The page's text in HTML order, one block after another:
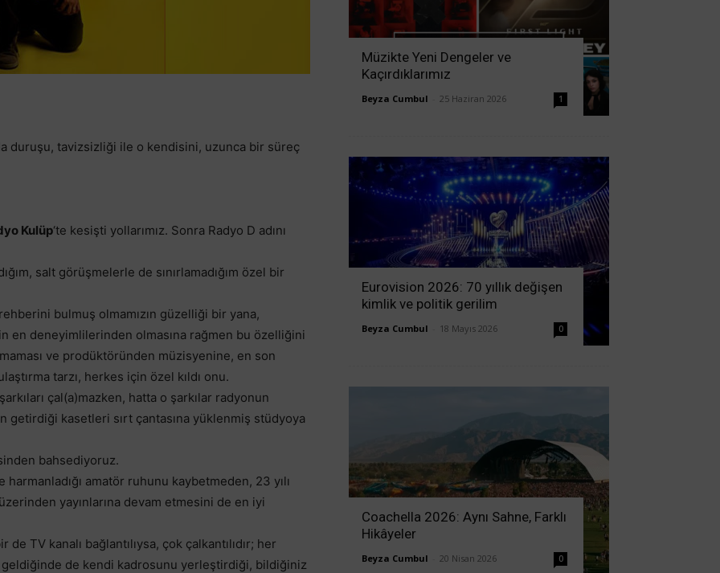
duruşu, tavizsizliği ile o kendisini, uzunca bir süreç
Kulüp‘te kesişti yollarımız. Sonra Radyo D adını
salt görüşmelerle de sınırlamadığım özel bir
bulmuş olmamızın güzelliği bir yana,
en deneyimlilerinden olmasına rağmen bu özelliğini
ve prodüktöründen müzisyenine, en son
tarzı, herkes için özel kıldı onu.
çal(a)mazken, hatta o şarkılar radyonun
kasetleri sırt çantasına yüklenmiş stüdyoya
bahsediyoruz.
amatör ruhunu kaybetmeden, 23 yılı
yayınlarına devam etmesini de en iyi
TV kanalı bağlantılıysa, çok çalkantılıdır; her
de kendi kadrosunu yerleştirdiği, bildiğiniz
Müzikte Yeni Dengeler ve
Kaçırdıklarımız
Beyza Cumbul 25 Haziran 2026 1
Eurovision 2026: 70 yıllık değişen
kimlik ve politik gerilim
Beyza Cumbul 18 Mayıs 2026 0
Coachella 2026: Aynı Sahne, Farklı
Hikâyeler
Beyza Cumbul 20 Nisan 2026 0